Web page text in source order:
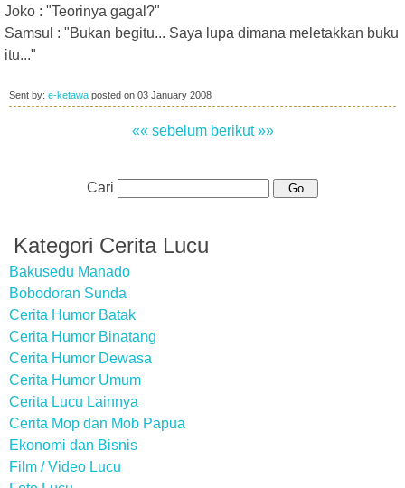
Joko : "Teorinya gagal?"
Samsul : "Bukan begitu... Saya lupa dimana meletakkan buku
itu..."
Sent by: e-ketawa posted on 03 January 2008
«« sebelum berikut »»
Cari
Kategori Cerita Lucu
Bakusedu Manado
Bobodoran Sunda
Cerita Humor Batak
Cerita Humor Binatang
Cerita Humor Dewasa
Cerita Humor Umum
Cerita Lucu Lainnya
Cerita Mop dan Mob Papua
Ekonomi dan Bisnis
Film / Video Lucu